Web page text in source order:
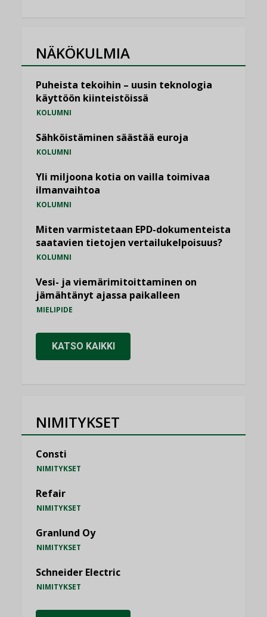
NÄKÖKULMIA
Puheista tekoihin – uusin teknologia
käyttöön kiinteistöissä
KOLUMNI
Sähköistäminen säästää euroja
KOLUMNI
Yli miljoona kotia on vailla toimivaa
ilmanvaihtoa
KOLUMNI
Miten varmistetaan EPD-dokumenteista
saatavien tietojen vertailukelpoisuus?
KOLUMNI
Vesi- ja viemärimitoittaminen on
jämähtänyt ajassa paikalleen
MIELIPIDE
KATSO KAIKKI
NIMITYKSET
Consti
NIMITYKSET
Refair
NIMITYKSET
Granlund Oy
NIMITYKSET
Schneider Electric
NIMITYKSET